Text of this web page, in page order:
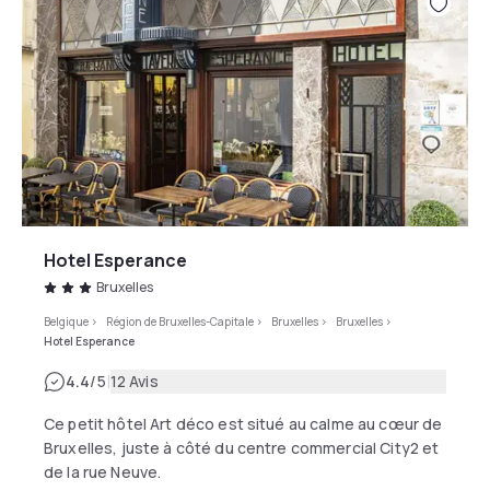
Hotel Esperance
Bruxelles
Belgique > Région de Bruxelles-Capitale > Bruxelles > Bruxelles >
Hotel Esperance
4.4/5|12 Avis
Ce petit hôtel Art déco est situé au calme au cœur de
Bruxelles, juste à côté du centre commercial City2 et
de la rue Neuve.